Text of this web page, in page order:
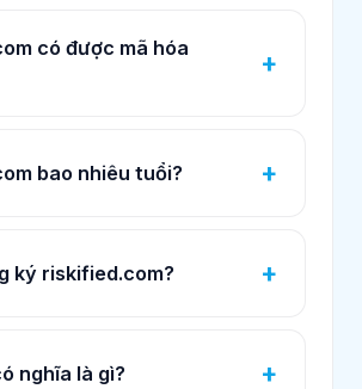
có được mã hóa
bao nhiêu tuổi?
ký riskified.com?
nghĩa là gì?